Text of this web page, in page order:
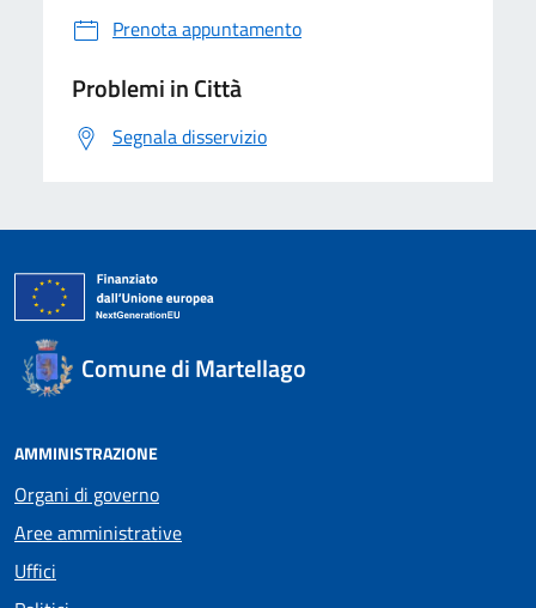
Prenota appuntamento
Problemi in Città
Segnala disservizio
Comune di Martellago
AMMINISTRAZIONE
Organi di governo
Aree amministrative
Uffici